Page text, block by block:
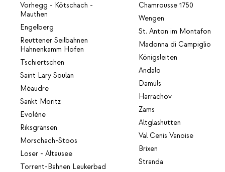
Vorhegg - Kötschach -
Mauthen
Engelberg
Reuttener Seilbahnen
Hahnenkamm Höfen
Tschiertschen
Saint Lary Soulan
Méaudre
Sankt Moritz
Evolène
Riksgränsen
Morschach-Stoos
Loser - Altausee
Torrent-Bahnen Leukerbad
Chamrousse 1750
Wengen
St. Anton im Montafon
Madonna di Campiglio
Königsleiten
Andalo
Damüls
Harrachov
Zams
Altglashütten
Val Cenis Vanoise
Brixen
Stranda